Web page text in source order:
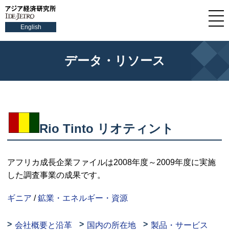
English
データ・リソース
Rio Tinto リオティント
アフリカ成長企業ファイルは2008年度～2009年度に実施
した調査事業の成果です。
ギニア /鉱業・エネルギー・資源
会社概要と沿革 国内の所在地
製品・サービス